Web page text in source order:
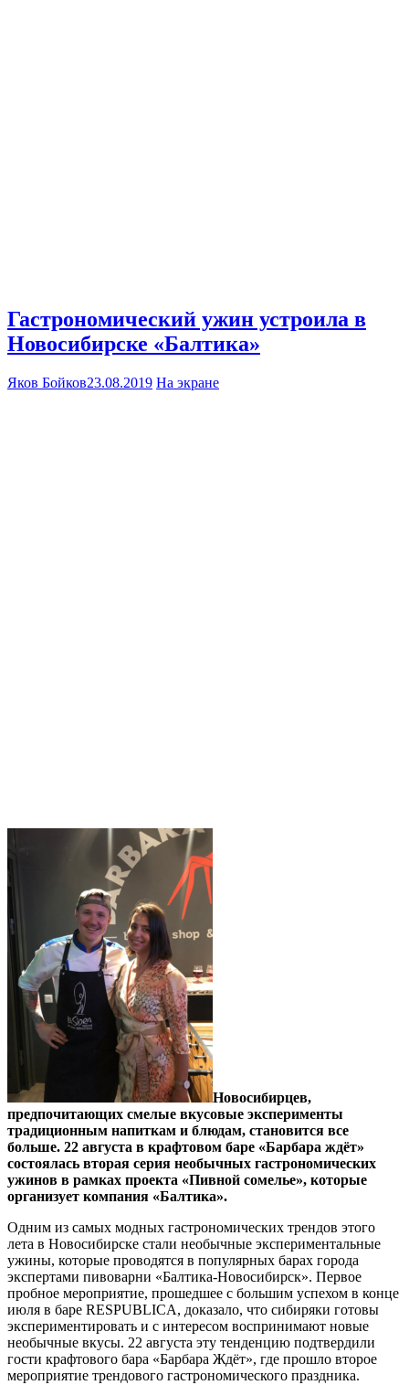
Гастрономический ужин устроила в
Новосибирске «Балтика»
Яков Бойков23.08.2019 На экране
Новосибирцев,
предпочитающих смелые вкусовые эксперименты
традиционным напиткам и блюдам, становится все
больше. 22 августа в крафтовом баре «Барбара ждёт»
состоялась вторая серия необычных гастрономических
ужинов в рамках проекта «Пивной сомелье», которые
организует компания «Балтика».
Одним из самых модных гастрономических трендов этого
лета в Новосибирске стали необычные экспериментальные
ужины, которые проводятся в популярных барах города
экспертами пивоварни «Балтика-Новосибирск». Первое
пробное мероприятие, прошедшее с большим успехом в конце
июля в баре RESPUBLICA, доказало, что сибиряки готовы
экспериментировать и с интересом воспринимают новые
необычные вкусы. 22 августа эту тенденцию подтвердили
гости крафтового бара «Барбара Ждёт», где прошло второе
мероприятие трендового гастрономического праздника.